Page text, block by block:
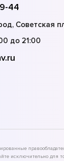
44
Советская
до 21:00
исключительно для